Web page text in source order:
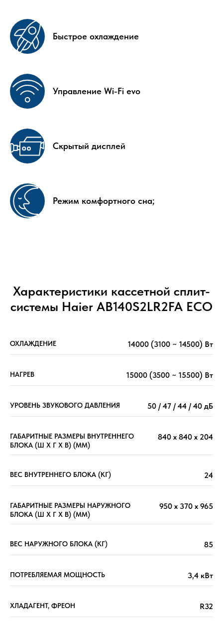
Быстрое охлаждение
Управление Wi-Fi evo
Скрытый дисплей
Режим комфортного сна;
Характеристики кассетной сплит-
системы Haier AB140S2LR2FA ECO
ОХЛАЖДЕНИЕ 14000 (3100 ~ 14500) Вт
НАГРЕВ 15000 (3500 ~ 15500) Вт
УРОВЕНЬ ЗВУКОВОГО ДАВЛЕНИЯ 50 / 47 / 44 / 40 дБ
ГАБАРИТНЫЕ РАЗМЕРЫ ВНУТРЕННЕГО
БЛОКА (Ш X Г X В) (ММ)
840 х 840 х 204
ВЕС ВНУТРЕННЕГО БЛОКА (КГ) 24
ГАБАРИТНЫЕ РАЗМЕРЫ НАРУЖНОГО
БЛОКА (Ш X Г X В) (ММ)
950 х 370 х 965
ВЕС НАРУЖНОГО БЛОКА (КГ) 85
ПОТРЕБЛЯЕМАЯ МОЩНОСТЬ 3,4 кВт
ХЛАДАГЕНТ, ФРЕОН R32